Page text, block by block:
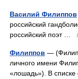
Василий Филиппов
российский
российский поэт …
Филиппов —
личного имени
«лошадь»). В